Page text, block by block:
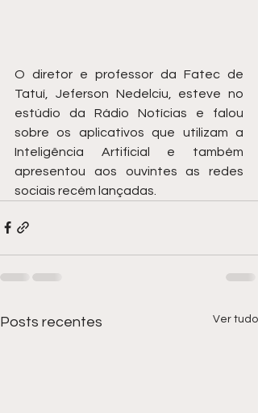
O diretor e professor da Fatec de
Tatuí, Jeferson Nedelciu, esteve no
estúdio da Rádio Notícias e falou
sobre os aplicativos que utilizam a
Inteligência Artificial e também
apresentou aos ouvintes as redes
sociais recém lançadas.
Posts recentes Ver tudo